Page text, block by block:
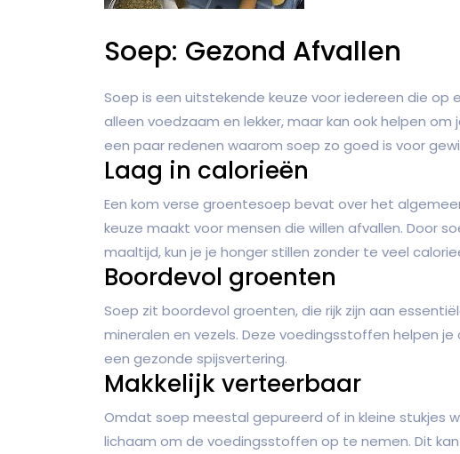
Soep: Gezond Afvallen
Soep is een uitstekende keuze voor iedereen die op
alleen voedzaam en lekker, maar kan ook helpen
een paar redenen waarom soep zo goed is voor
Laag in calorieën
Een kom verse groentesoep bevat over het
keuze maakt voor mensen die willen afvallen. Door
maaltijd, kun je je honger stillen zonder te veel
Boordevol groenten
Soep zit boordevol groenten, die rijk zijn aan
mineralen en vezels. Deze voedingsstoffen helpen
een gezonde spijsvertering.
Makkelijk verteerbaar
Omdat soep meestal gepureerd of in kleine stukjes
lichaam om de voedingsstoffen op te nemen. Dit